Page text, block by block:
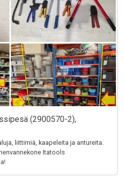
(2900570-2),
liittimiä, kaapeleita ja antureita.
Itatools